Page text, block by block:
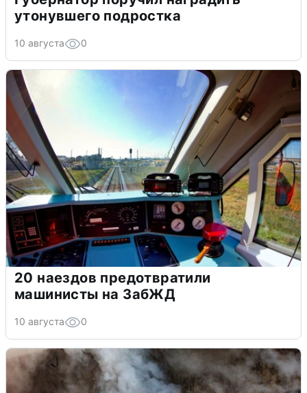
утонувшего подростка
10 августа 0
20 наездов предотвратили
машинисты на ЗабЖД
10 августа 0